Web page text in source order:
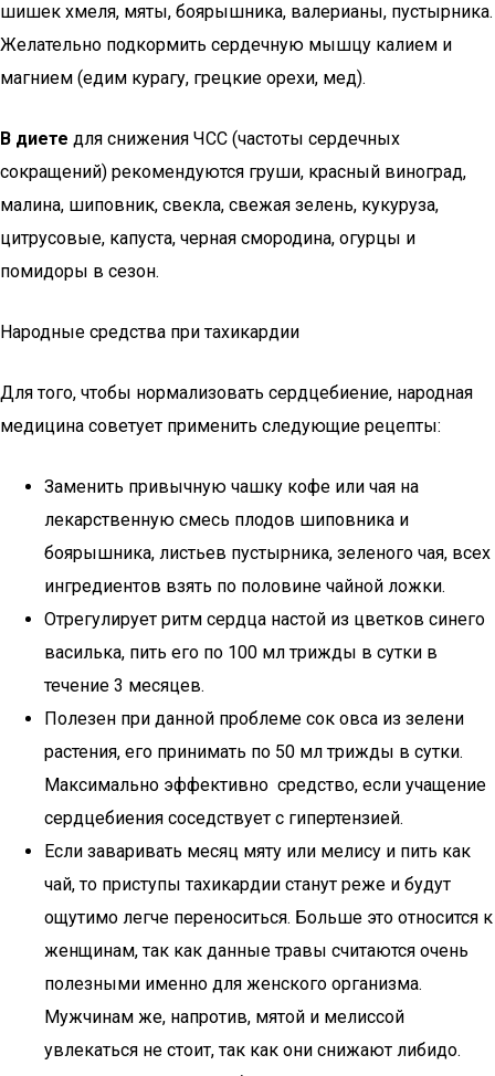
шишек хмеля, мяты, боярышника, валерианы, пустырника.
Желательно подкормить сердечную мышцу калием и
магнием (едим курагу, грецкие орехи, мед).
В диете для снижения ЧСС (частоты сердечных
сокращений) рекомендуются груши, красный виноград,
малина, шиповник, свекла, свежая зелень, кукуруза,
цитрусовые, капуста, черная смородина, огурцы и
помидоры в сезон.
Народные средства при тахикардии
Для того, чтобы нормализовать сердцебиение, народная
медицина советует применить следующие рецепты:
Заменить привычную чашку кофе или чая на
лекарственную смесь плодов шиповника и
боярышника, листьев пустырника, зеленого чая, всех
ингредиентов взять по половине чайной ложки.
Отрегулирует ритм сердца настой из цветков синего
василька, пить его по 100 мл трижды в сутки в
течение 3 месяцев.
Полезен при данной проблеме сок овса из зелени
растения, его принимать по 50 мл трижды в сутки.
Максимально эффективно средство, если учащение
сердцебиения соседствует с гипертензией.
Если заваривать месяц мяту или мелису и пить как
чай, то приступы тахикардии станут реже и будут
ощутимо легче переноситься. Больше это относится к
женщинам, так как данные травы считаются очень
полезными именно для женского организма.
Мужчинам же, напротив, мятой и мелиссой
увлекаться не стоит, так как они снижают либидо.